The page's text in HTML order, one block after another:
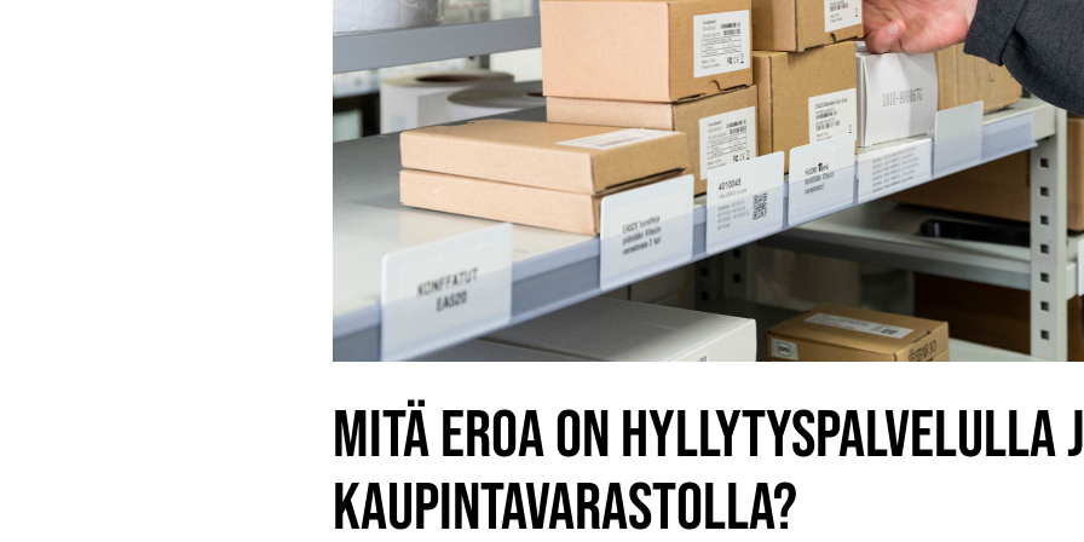
MITÄ EROA ON HYLLYTYSPALVELULLA
KAUPINTAVARASTOLLA?